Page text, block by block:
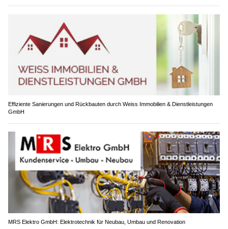
Effiziente Sanierungen und Rückbauten durch Weiss Immobilien & Dienstleistungen
GmbH
MRS Elektro GmbH: Elektrotechnik für Neubau, Umbau und Renovation